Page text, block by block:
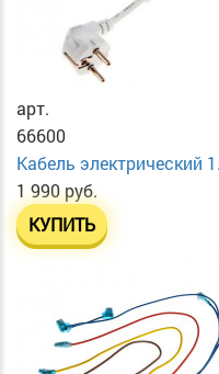
арт.
66600
Кабель электрический
1 990 руб.
КУПИТЬ